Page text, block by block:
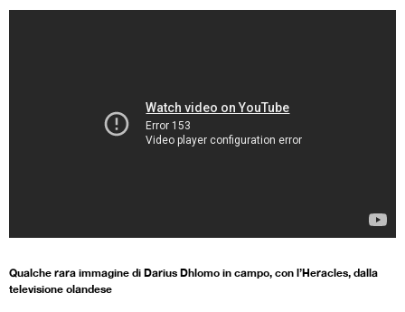
Qualche rara immagine di Darius Dhlomo in campo, con l’Heracles, dalla
televisione olandese